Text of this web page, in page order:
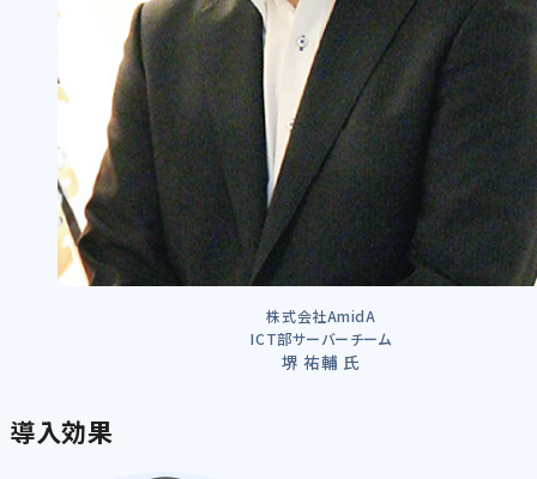
株式会社AmidA
ICT部サーバーチーム
堺 祐輔 氏
導入効果